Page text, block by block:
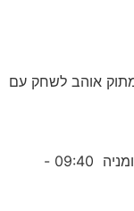
06:00 - חגיגה אירופית 07:50 - בוסניה - רומניה 09:40 -